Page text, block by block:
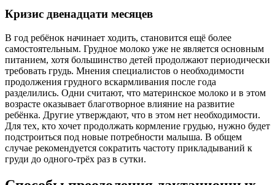
Кризис двенадцати месяцев
В год ребёнок начинает ходить, становится ещё более
самостоятельным. Грудное молоко уже не является основным
питанием, хотя большинство детей продолжают периодически
требовать грудь. Мнения специалистов о необходимости
продолжения грудного вскармливания после года
разделились. Одни считают, что материнское молоко и в этом
возрасте оказывает благотворное влияние на развитие
ребёнка. Другие утверждают, что в этом нет необходимости.
Для тех, кто хочет продолжать кормление грудью, нужно будет
подстроиться под новые потребности малыша. В общем
случае рекомендуется сократить частоту прикладываний к
груди до одного-трёх раз в сутки.